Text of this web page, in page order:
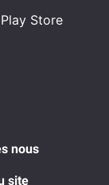
Play Store
nous
site